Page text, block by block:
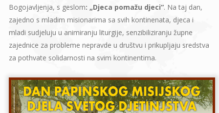
Bogojavljenja, s geslom: „Djeca pomažu djeci“. Na taj dan,
zajedno s mladim misionarima sa svih kontinenata, djeca i
mladi sudjeluju u animiranju liturgije, senzibiliziranju župne
zajednice za probleme nepravde u društvu i prikupljaju sredstva
za pothvate solidarnosti na svim kontinentima.